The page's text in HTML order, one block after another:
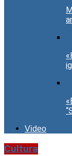
Video
Cultura